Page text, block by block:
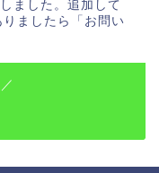
ました。追加して
ましたら「お問い